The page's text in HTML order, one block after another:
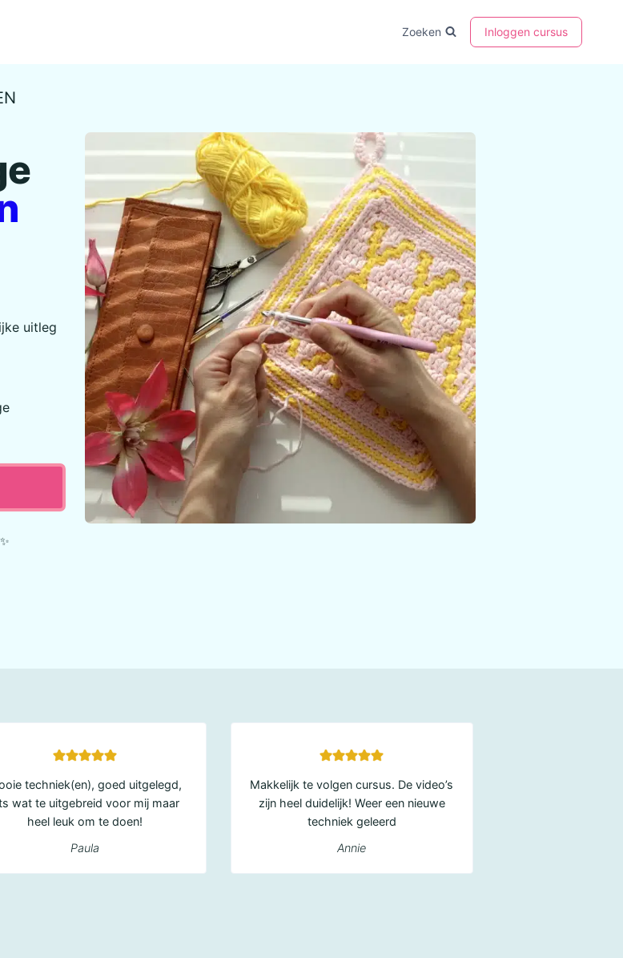
Zoeken Inloggen cursus
uitleg
techniek(en), goed uitgelegd,
wat te uitgebreid voor mij maar
heel leuk om te doen!
Paula
Makkelijk te volgen cursus. De video’s
zijn heel duidelijk! Weer een nieuwe
techniek geleerd
Annie